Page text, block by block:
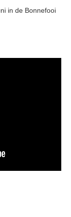
in de Bonnefooi